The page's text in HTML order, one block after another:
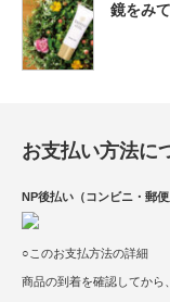
鏡をみ
お支払い方法に
NP後払い（コンビニ・郵便
○このお支払方法の詳細
商品の到着を確認してから